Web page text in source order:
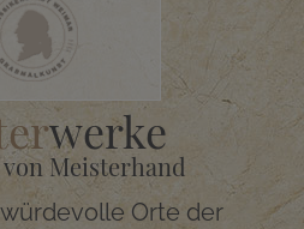
werke
Meisterhand
Orte der